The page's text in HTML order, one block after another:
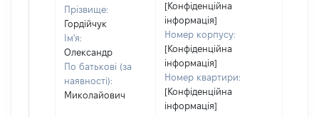
Прізвище:
Гордійчук
Ім'я:
Олександр
По батькові (за
наявності):
Миколайович
[Конфіденційна
інформація]
Номер корпусу:
[Конфіденційна
інформація]
Номер квартири:
[Конфіденційна
інформація]